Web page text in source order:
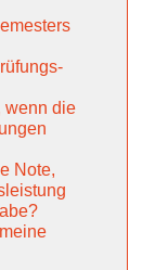
wenn die
Note,